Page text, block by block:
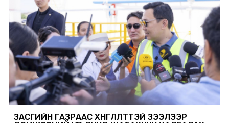
ЗАСГИЙН ГАЗРААС ХӨНГӨЛӨЛТТЭЙ ЗЭЭЛЭЭР